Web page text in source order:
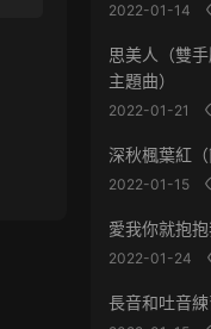
2022-01-14
思美人（雙
主題曲）
2022-01-21
深秋楓葉紅（
2022-01-15
愛我你就抱抱
2022-01-24
長音和吐音練